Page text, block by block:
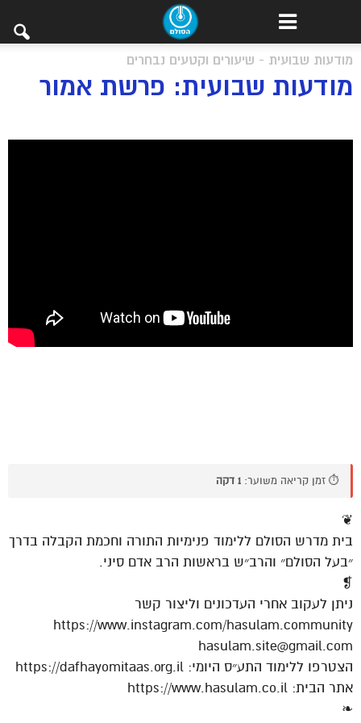
מודעות שבועית - שיעורים וקטעים נבחרים
מודעות שבועית: פרשת אמור
⏱️ זמן קריאה משוער: 1 דקה
❦
בית מדרש הסולם ללימוד פנימיות התורה וחכמת הקבלה בדרך
״בעל הסולם״ והרב״ש בראשות הרב אדם סיני.
❡
ניתן לעקוב אחרי העדכונים וליצור קשר
https://www.instagram.com/hasulam.community
hasulam.site@gmail.com
הצטרפו ללימוד התע״ס היומי: https://dafhayomitaas.org.il
אתר הבית: https://www.hasulam.co.il
❧